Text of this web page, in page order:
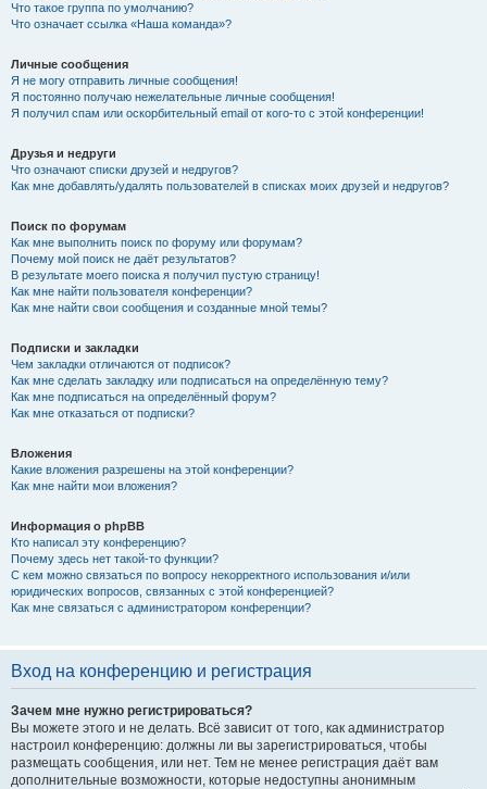
Что такое группа по умолчанию?
Что означает ссылка «Наша команда»?
Личные сообщения
Я не могу отправить личные сообщения!
Я постоянно получаю нежелательные личные сообщения!
Я получил спам или оскорбительный email от кого-то с этой конференции!
Друзья и недруги
Что означают списки друзей и недругов?
Как мне добавлять/удалять пользователей в списках моих друзей и недругов?
Поиск по форумам
Как мне выполнить поиск по форуму или форумам?
Почему мой поиск не даёт результатов?
В результате моего поиска я получил пустую страницу!
Как мне найти пользователя конференции?
Как мне найти свои сообщения и созданные мной темы?
Подписки и закладки
Чем закладки отличаются от подписок?
Как мне сделать закладку или подписаться на определённую тему?
Как мне подписаться на определённый форум?
Как мне отказаться от подписки?
Вложения
Какие вложения разрешены на этой конференции?
Как мне найти мои вложения?
Информация о phpBB
Кто написал эту конференцию?
Почему здесь нет такой-то функции?
С кем можно связаться по вопросу некорректного использования и/или
юридических вопросов, связанных с этой конференцией?
Как мне связаться с администратором конференции?
Вход на конференцию и регистрация
Зачем мне нужно регистрироваться?
Вы можете этого и не делать. Всё зависит от того, как администратор
настроил конференцию: должны ли вы зарегистрироваться, чтобы
размещать сообщения, или нет. Тем не менее регистрация даёт вам
дополнительные возможности, которые недоступны анонимным